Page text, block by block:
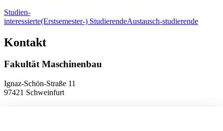
Studien-
interessierte(Erstsemester-) StudierendeAustausch-studierende
Kontakt
Fakultät Maschinenbau
Ignaz-Schön-Straße 11
97421 Schweinfurt